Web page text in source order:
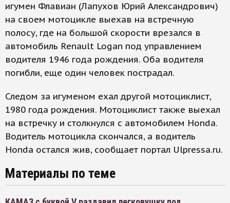
игумен Флавиан (Лапухов Юрий Александрович)
на своем мотоцикле выехав на встречную
полосу, где на большой скорости врезался в
автомобиль Renault Logan под управлением
водителя 1946 года рождения. Оба водителя
погибли, еще один человек пострадал.
Следом за игуменом ехал другой мотоциклист,
1980 года рождения. Мотоциклист также выехал
на встречку и столкнулся с автомобилем Honda.
Водитель мотоцикла скончался, а водитель
Honda остался жив, сообщает портал Ulpressa.ru.
Материалы по теме